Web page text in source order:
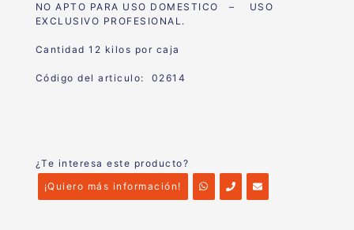
NO APTO PARA USO DOMESTICO – USO
EXCLUSIVO PROFESIONAL.
Cantidad 12 kilos por caja
Código del articulo: 02614
¿Te interesa este producto?
¡Quiero más información!